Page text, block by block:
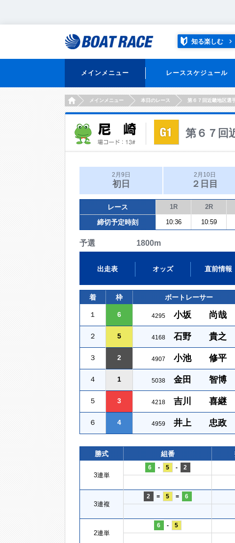
知る楽しむ
メインメニュー レーススケジュール
HOMEメインメニュー 本日のレース 第６７回近畿地区選
第６７回
2月9日
初日
2月10日
２日目
レース 1R 2R
締切予定時刻 10:36 10:59
予選 1800m
出走表 オッズ 直前情報
着 枠 ボートレーサー
１ 6 4295 小坂 尚哉
２ 5 4168 石野 貴之
３ 2 4907 小池 修平
４ 1 5038 金田 智博
５ 3 4218 吉川 喜継
６ 4 4959 井上 忠政
勝式 組番
3連単
6 - 5 - 2
3連複
2 = 5 = 6
2連単
6 - 5